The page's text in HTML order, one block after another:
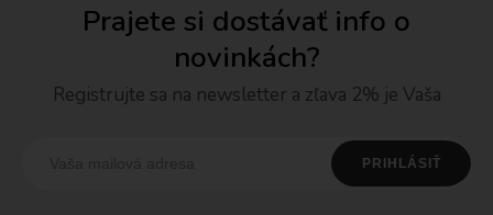
Prajete si dostávať info o
novinkách?
Registrujte sa na newsletter a zľava 2% je Vaša